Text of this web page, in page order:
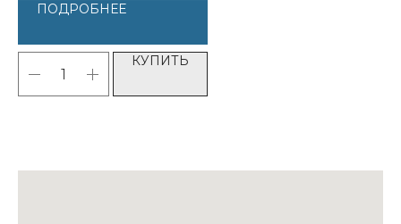
ПОДРОБНЕЕ
КУПИТЬ